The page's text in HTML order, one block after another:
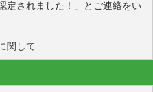
定されました！」とご連絡をい
関して